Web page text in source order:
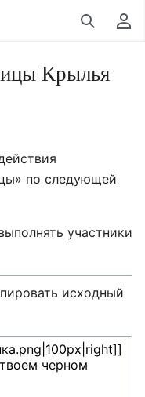
Найти Пользовательское меню
Крылья
по следующей
участники
исходный